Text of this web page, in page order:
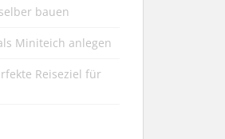
bauen
Miniteich anlegen
Reiseziel für